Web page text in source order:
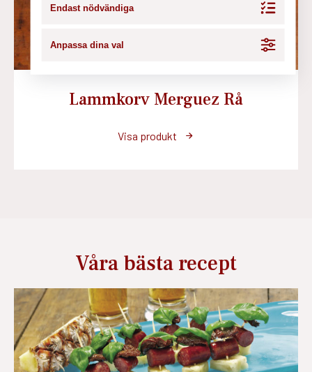
Lammkorv Merguez Rå
Visa produkt
Våra bästa recept
Endast nödvändiga
Anpassa dina val